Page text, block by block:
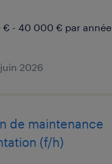
€ - 40 000 € par année
2026
de maintenance
(f/h)